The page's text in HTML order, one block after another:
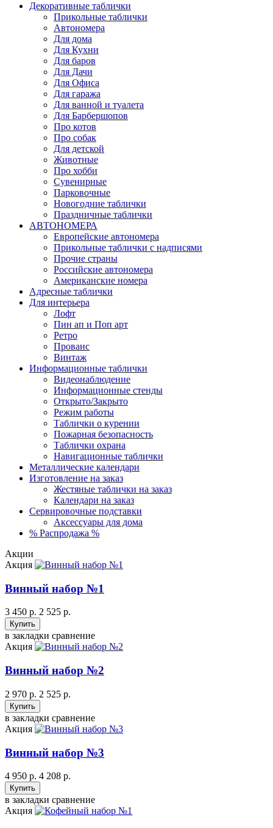
Декоративные таблички
Прикольные таблички
Автономера
Для дома
Для Кухни
Для баров
Для Дачи
Для Офиса
Для гаража
Для ванной и туалета
Для Барбершопов
Про котов
Про собак
Для детской
Животные
Про хобби
Сувенирные
Парковочные
Новогодние таблички
Праздничные таблички
АВТОНОМЕРА
Европейские автономера
Прикольные таблички с надписями
Прочие страны
Российские автономера
Американские номера
Адресные таблички
Для интерьера
Лофт
Пин ап и Поп арт
Ретро
Прованс
Винтаж
Информационные таблички
Видеонаблюдение
Информационные стенды
Открыто/Закрыто
Режим работы
Таблички о курении
Пожарная безопасность
Таблички охрана
Навигационные таблички
Металлические календари
Изготовление на заказ
Жестяные таблички на заказ
Календари на заказ
Сервировочные подставки
Аксессуары для дома
% Распродажа %
Акции
Акция
Винный набор №1
3 450 р. 2 525 р.
в закладки сравнение
Акция
Винный набор №2
2 970 р. 2 525 р.
в закладки сравнение
Акция
Винный набор №3
4 950 р. 4 208 р.
в закладки сравнение
Акция